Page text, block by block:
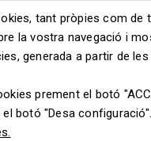
tant pròpies com de
la vostra navegació i
generada a partir de
prement el botó
botó "Desa configuració".